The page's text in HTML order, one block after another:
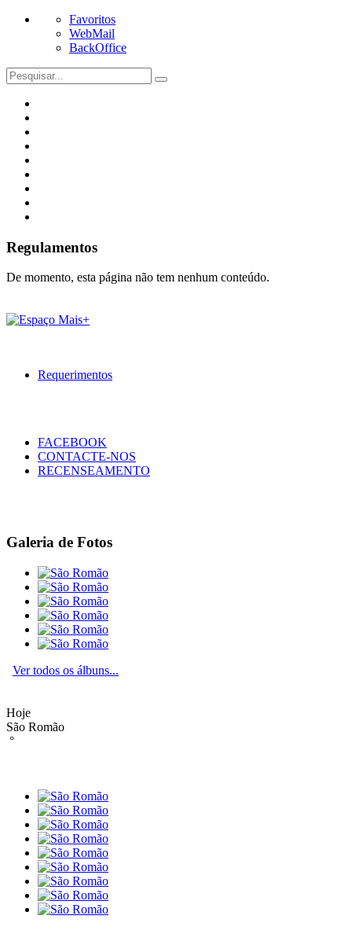
Favoritos
WebMail
BackOffice
Regulamentos
De momento, esta página não tem nenhum conteúdo.
Requerimentos
FACEBOOK
CONTACTE-NOS
RECENSEAMENTO
Galeria de Fotos
Ver todos os álbuns...
Hoje
São Romão
°